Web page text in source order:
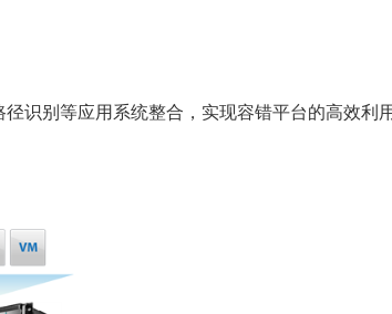
识别等应用系统整合，实现容错平台的高效利